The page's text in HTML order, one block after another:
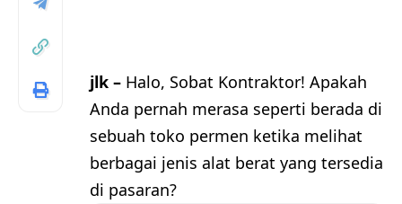
jlk – Halo, Sobat Kontraktor! Apakah
Anda pernah merasa seperti berada di
sebuah toko permen ketika melihat
berbagai jenis alat berat yang tersedia
di pasaran?